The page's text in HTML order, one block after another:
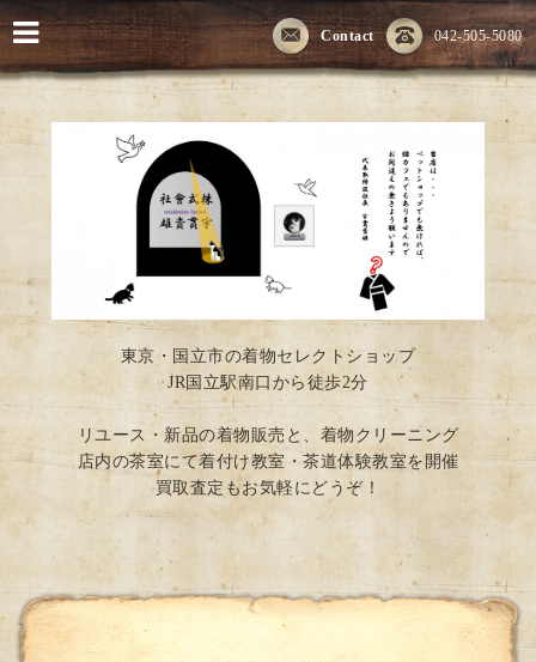
042-505-5080
Contact
東京・国立市の着物セレクトショップ
JR国立駅南口から徒歩2分
リユース・新品の着物販売と、着物クリーニング
店内の茶室にて着付け教室・茶道体験教室を開催
買取査定もお気軽にどうぞ！